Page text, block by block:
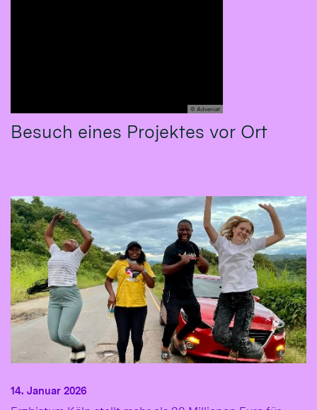
© Adveniat
Besuch eines Projektes vor Ort
14. Januar 2026